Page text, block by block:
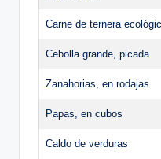
Carne de ternera
Cebolla grande, picada
Zanahorias, en rodajas
Papas, en cubos
Caldo de verduras